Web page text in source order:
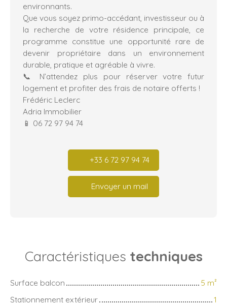
environnants.
Que vous soyez primo-accédant, investisseur ou à
la recherche de votre résidence principale, ce
programme constitue une opportunité rare de
devenir propriétaire dans un environnement
durable, pratique et agréable à vivre.
📞 N’attendez plus pour réserver votre futur
logement et profiter des frais de notaire offerts !
Frédéric Leclerc
Adria Immobilier
📱 06 72 97 94 74
+33 6 72 97 94 74
Envoyer un mail
Caractéristiques techniques
Surface balcon 5 m²
Stationnement extérieur
1